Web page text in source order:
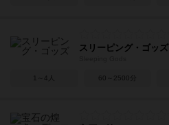
スリーピング・ゴッズ
1～4人 60～2500分